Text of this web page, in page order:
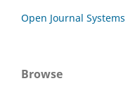
Open Journal Systems
Browse